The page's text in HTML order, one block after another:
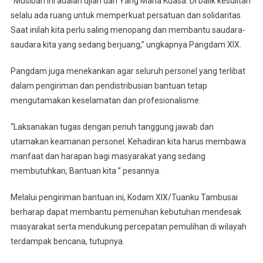
selalu ada ruang untuk memperkuat persatuan dan solidaritas.
Saat inilah kita perlu saling menopang dan membantu saudara-
saudara kita yang sedang berjuang,” ungkapnya Pangdam XIX.
Pangdam juga menekankan agar seluruh personel yang terlibat
dalam pengiriman dan pendistribusian bantuan tetap
mengutamakan keselamatan dan profesionalisme.
“Laksanakan tugas dengan penuh tanggung jawab dan
utamakan keamanan personel. Kehadiran kita harus membawa
manfaat dan harapan bagi masyarakat yang sedang
membutuhkan, Bantuan kita ” pesannya.
Melalui pengiriman bantuan ini, Kodam XIX/Tuanku Tambusai
berharap dapat membantu pemenuhan kebutuhan mendesak
masyarakat serta mendukung percepatan pemulihan di wilayah
terdampak bencana, tutupnya.